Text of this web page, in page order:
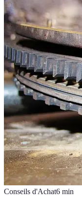
Conseils d'Achat6 min